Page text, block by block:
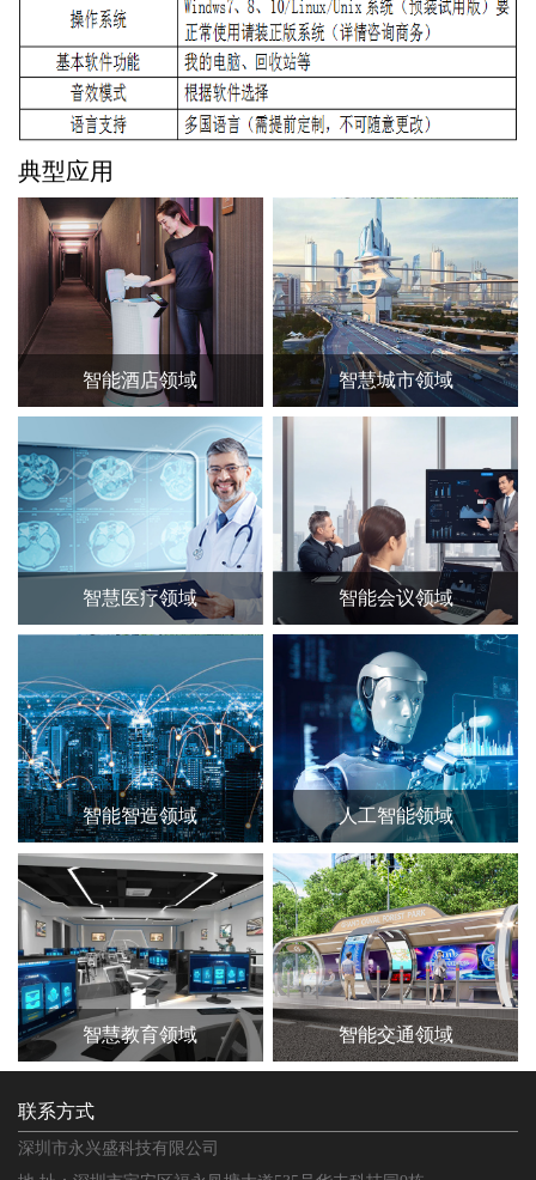
典型应用
智能酒店领域 智慧城市领域
智慧医疗领域 智能会议领域
智能智造领域 人工智能领域
智慧教育领域 智能交通领域
联系方式
深圳市永兴盛科技有限公司